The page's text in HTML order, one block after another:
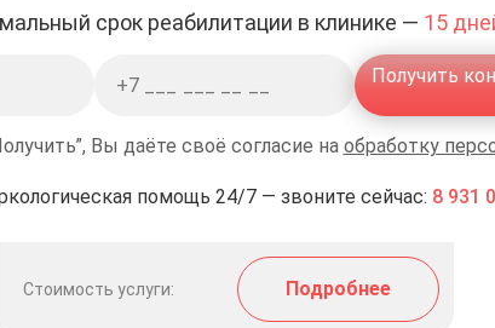
срок реабилитации в клинике — 15
Получить
Вы даёте своё согласие на обработку
помощь 24/7 — звоните сейчас: 8 931
Стоимость услуги: Подробнее